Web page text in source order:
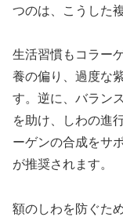
つのは、こうした
生活習慣もコラー
養の偏り、過度な
す。逆に、バラン
を助け、しわの進
ーゲンの合成をサ
が推奨されます。
額のしわを防ぐた